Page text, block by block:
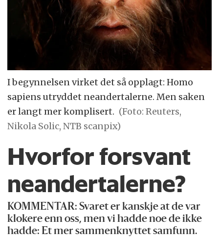
I begynnelsen virket det så opplagt: Homo
sapiens utryddet neandertalerne. Men saken
er langt mer komplisert. (Foto: Reuters,
Nikola Solic, NTB scanpix)
Hvorfor forsvant
neandertalerne?
KOMMENTAR: Svaret er kanskje at de var
klokere enn oss, men vi hadde noe de ikke
hadde: Et mer sammenknyttet samfunn.